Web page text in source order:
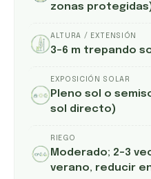
zonas
ALTURA / EXTENSIÓN
3–6 m trepando
EXPOSICIÓN SOLAR
Pleno sol o
sol directo)
RIEGO
Moderado; 2–3
verano, reducir